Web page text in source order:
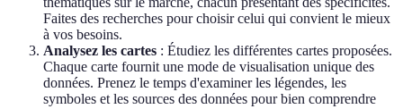
Faites des recherches pour choisir celui qui convient le mieux
à vos besoins.
Analysez les cartes : Étudiez les différentes cartes proposées.
Chaque carte fournit une mode de visualisation unique des
données. Prenez le temps d'examiner les légendes, les
symboles et les sources des données pour bien comprendre